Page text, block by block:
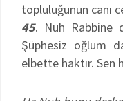
topluluğunun canı
45. Nuh Rabbine
Şüphesiz oğlum
elbette haktır. Sen